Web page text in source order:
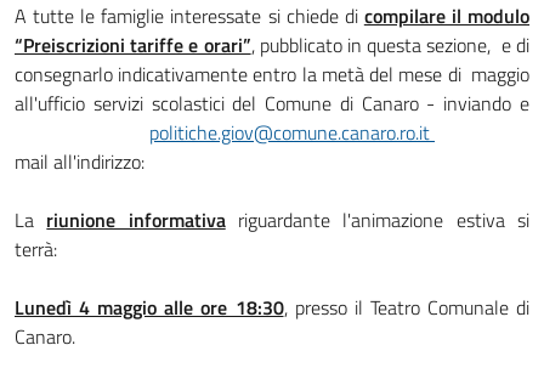
A tutte le famiglie interessate si chiede di compilare il modulo
“Preiscrizioni tariffe e orari”, pubblicato in questa sezione, e di
consegnarlo indicativamente entro la metà del mese di maggio
all'ufficio servizi scolastici del Comune di Canaro - inviando e
mail all'indirizzo:
politiche.giov@comune.canaro.ro.it
La riunione informativariguardante l'animazione estiva si
terrà:
Lunedì 4 maggio alle ore 18:30, presso il Teatro Comunale di
Canaro.